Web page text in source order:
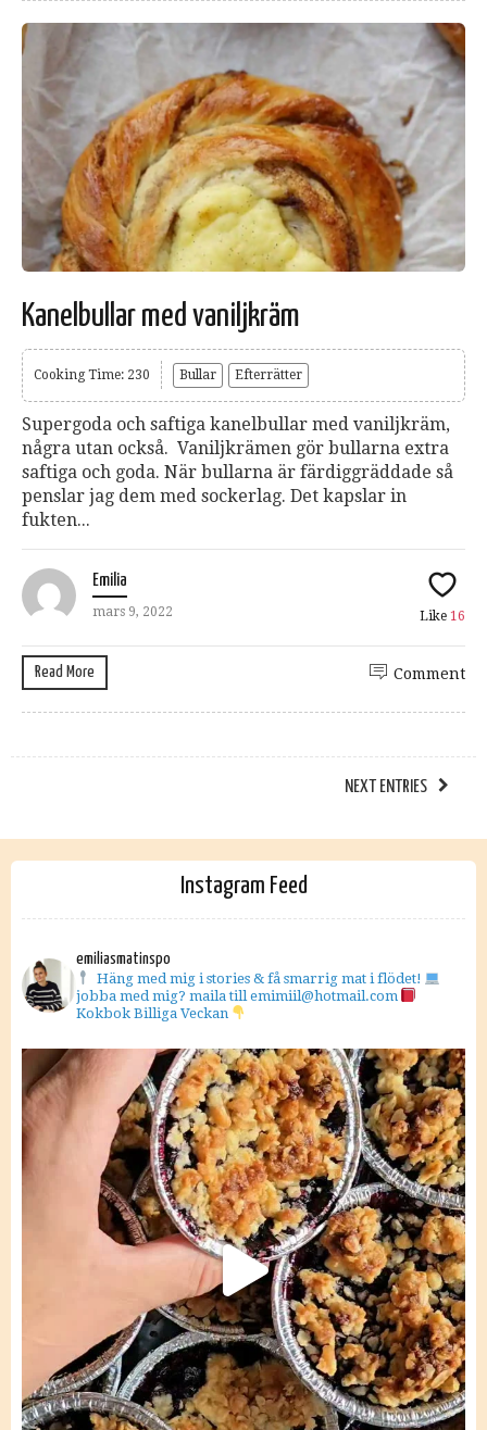
Kanelbullar med vaniljkräm
Cooking Time: 230 Bullar Efterrätter
Supergoda och saftiga kanelbullar med vaniljkräm,
några utan också. Vaniljkrämen gör bullarna extra
saftiga och goda. När bullarna är färdiggräddade så
penslar jag dem med sockerlag. Det kapslar in
fukten...
Emilia
mars 9, 2022 Like 16
Read More Comment
NEXT ENTRIES
Instagram Feed
emiliasmatinspo
Häng med mig i stories & få smarrig mat i flödet!
jobba med mig? maila till emimiil@hotmail.com
Kokbok Billiga Veckan